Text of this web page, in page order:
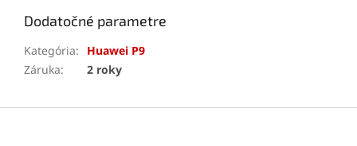
Dodatočné parametre
Kategória:
Huawei P9
Záruka: 2 roky